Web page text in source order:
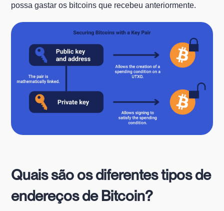
possa gastar os bitcoins que recebeu anteriormente.
Quais são os diferentes tipos de
endereços de Bitcoin?